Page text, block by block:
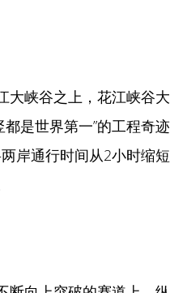
大峡谷之上，花江峡谷
都是世界第一”的工程奇
岸通行时间从2小时缩